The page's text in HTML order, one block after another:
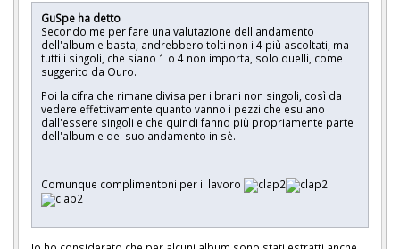
GuSpe ha detto
Secondo me per fare una valutazione dell'andamento
dell'album e basta, andrebbero tolti non i 4 più ascoltati, ma
tutti i singoli, che siano 1 o 4 non importa, solo quelli, come
suggerito da Ouro.
Poi la cifra che rimane divisa per i brani non singoli, così da
vedere effettivamente quanto vanno i pezzi che esulano
dall'essere singoli e che quindi fanno più propriamente parte
dell'album e del suo andamento in sè.
Comunque complimentoni per il lavoro